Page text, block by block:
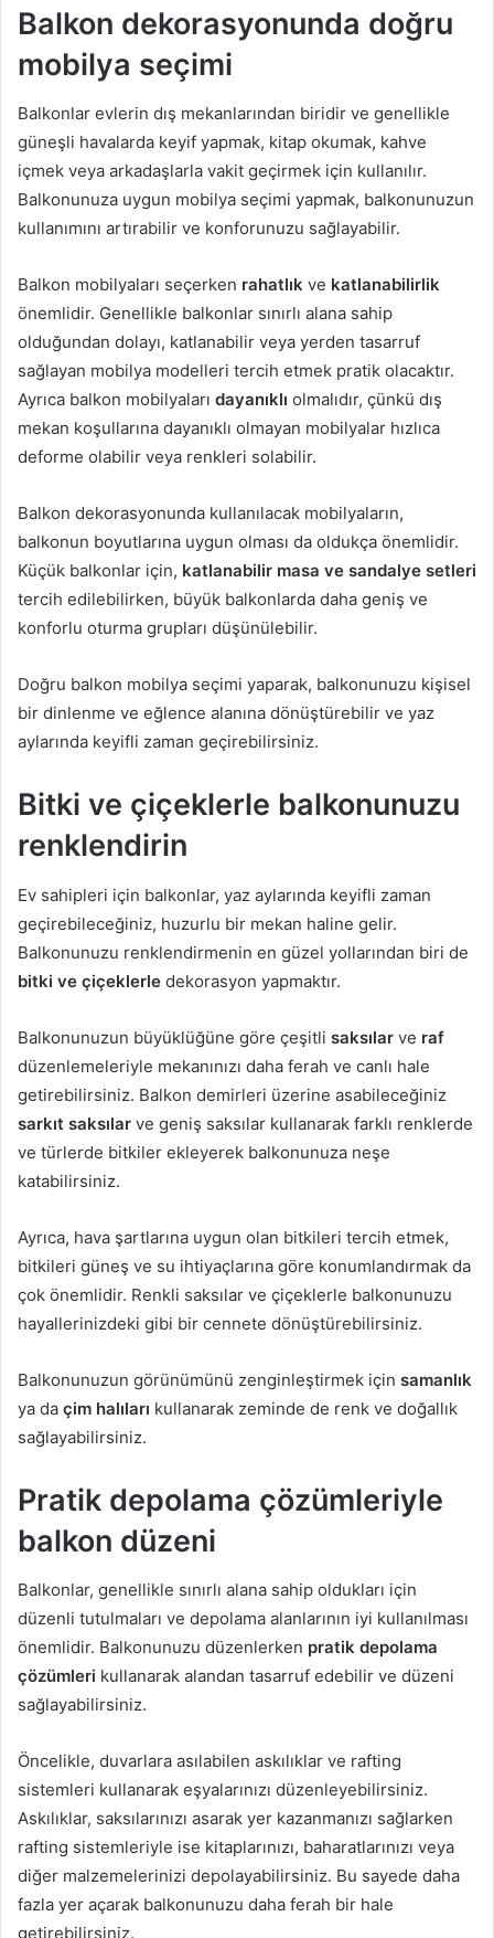
Balkon dekorasyonunda doğru
mobilya seçimi
Balkonlar evlerin dış mekanlarından biridir ve genellikle
güneşli havalarda keyif yapmak, kitap okumak, kahve
içmek veya arkadaşlarla vakit geçirmek için kullanılır.
Balkonunuza uygun mobilya seçimi yapmak, balkonunuzun
kullanımını artırabilir ve konforunuzu sağlayabilir.
Balkon mobilyaları seçerken rahatlık ve katlanabilirlik
önemlidir. Genellikle balkonlar sınırlı alana sahip
olduğundan dolayı, katlanabilir veya yerden tasarruf
sağlayan mobilya modelleri tercih etmek pratik olacaktır.
Ayrıca balkon mobilyaları dayanıklı olmalıdır, çünkü dış
mekan koşullarına dayanıklı olmayan mobilyalar hızlıca
deforme olabilir veya renkleri solabilir.
Balkon dekorasyonunda kullanılacak mobilyaların,
balkonun boyutlarına uygun olması da oldukça önemlidir.
Küçük balkonlar için, katlanabilir masa ve sandalye setleri
tercih edilebilirken, büyük balkonlarda daha geniş ve
konforlu oturma grupları düşünülebilir.
Doğru balkon mobilya seçimi yaparak, balkonunuzu kişisel
bir dinlenme ve eğlence alanına dönüştürebilir ve yaz
aylarında keyifli zaman geçirebilirsiniz.
Bitki ve çiçeklerle balkonunuzu
renklendirin
Ev sahipleri için balkonlar, yaz aylarında keyifli zaman
geçirebileceğiniz, huzurlu bir mekan haline gelir.
Balkonunuzu renklendirmenin en güzel yollarından biri de
bitki ve çiçeklerle dekorasyon yapmaktır.
Balkonunuzun büyüklüğüne göre çeşitli saksılar ve raf
düzenlemeleriyle mekanınızı daha ferah ve canlı hale
getirebilirsiniz. Balkon demirleri üzerine asabileceğiniz
sarkıt saksılar ve geniş saksılar kullanarak farklı renklerde
ve türlerde bitkiler ekleyerek balkonunuza neşe
katabilirsiniz.
Ayrıca, hava şartlarına uygun olan bitkileri tercih etmek,
bitkileri güneş ve su ihtiyaçlarına göre konumlandırmak da
çok önemlidir. Renkli saksılar ve çiçeklerle balkonunuzu
hayallerinizdeki gibi bir cennete dönüştürebilirsiniz.
Balkonunuzun görünümünü zenginleştirmek için samanlık
ya da çim halıları kullanarak zeminde de renk ve doğallık
sağlayabilirsiniz.
Pratik depolama çözümleriyle
balkon düzeni
Balkonlar, genellikle sınırlı alana sahip oldukları için
düzenli tutulmaları ve depolama alanlarının iyi kullanılması
önemlidir. Balkonunuzu düzenlerken pratik depolama
çözümleri kullanarak alandan tasarruf edebilir ve düzeni
sağlayabilirsiniz.
Öncelikle, duvarlara asılabilen askılıklar ve rafting
sistemleri kullanarak eşyalarınızı düzenleyebilirsiniz.
Askılıklar, saksılarınızı asarak yer kazanmanızı sağlarken
rafting sistemleriyle ise kitaplarınızı, baharatlarınızı veya
diğer malzemelerinizi depolayabilirsiniz. Bu sayede daha
fazla yer açarak balkonunuzu daha ferah bir hale
getirebilirsiniz.